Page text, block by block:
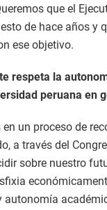
que el
de hace años y
ese objetivo.
respeta la
peruana en
un proceso de
a través del
sobre nuestro
autonomía